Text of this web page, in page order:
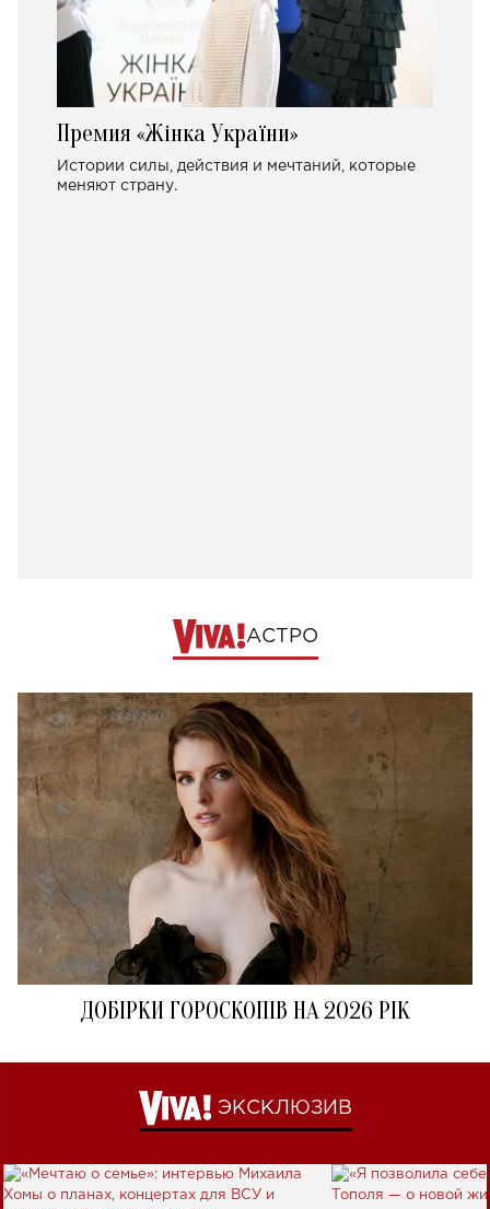
Премия «Жінка України»
Истории силы, действия и мечтаний, которые
меняют страну.
АСТРО
ДОБІРКИ ГОРОСКОПІВ НА 2026 РІК
ЭКСКЛЮЗИВ